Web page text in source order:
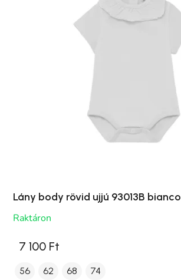
Lány body rövid ujjú 93013B bianco
Raktáron
7 100 Ft
56 62 68 74